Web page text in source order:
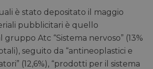
è stato depositato il maggio
pubblicitari è quello
Atc “Sistema nervoso” (13%
seguito da “antineoplastici e
(12,6%), “prodotti per il sistema